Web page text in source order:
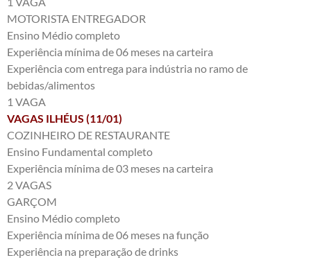
MOTORISTA ENTREGADOR
Ensino Médio completo
Experiência mínima de 06 meses na carteira
Experiência com entrega para indústria no ramo de
bebidas/alimentos
1 VAGA
VAGAS ILHÉUS (11/01)
COZINHEIRO DE RESTAURANTE
Ensino Fundamental completo
Experiência mínima de 03 meses na carteira
2 VAGAS
GARÇOM
Ensino Médio completo
Experiência mínima de 06 meses na função
Experiência na preparação de drinks